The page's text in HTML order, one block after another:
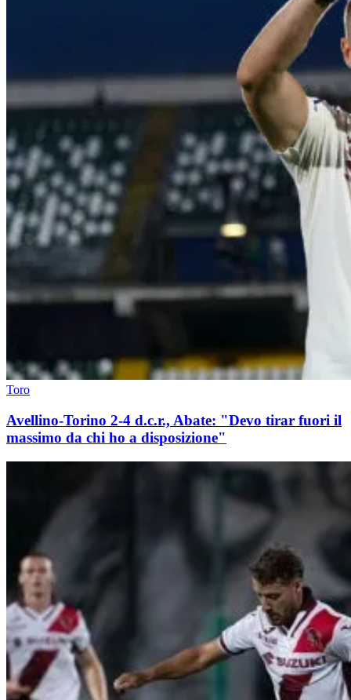
Toro
Avellino-Torino 2-4 d.c.r., Abate: "Devo tirar fuori il
massimo da chi ho a disposizione"